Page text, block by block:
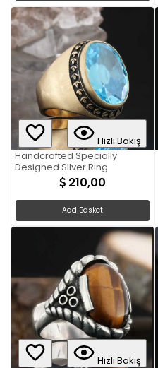
Hızlı Bakış
Handcrafted Specially
Designed Silver Ring
210,00
Add Basket
Hızlı Bakış